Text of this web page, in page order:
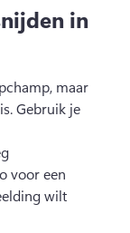
in
maar
Gebruik je
voor een
wilt